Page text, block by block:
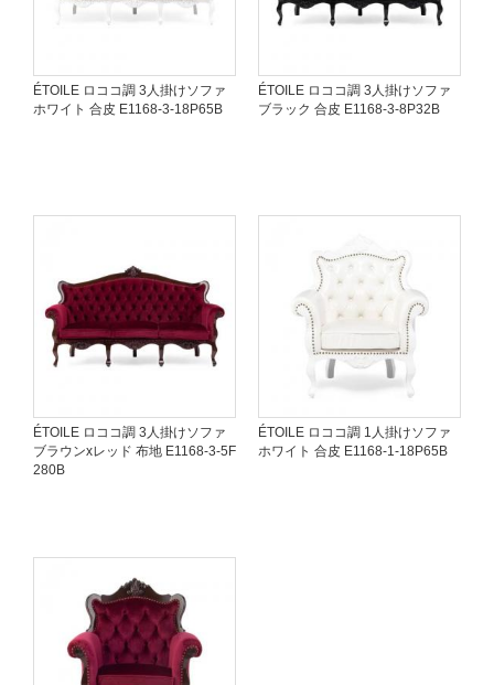
ÉTOILE ロココ調 3人掛けソファ
ホワイト 合皮 E1168-3-18P65B
ÉTOILE ロココ調 3人掛けソファ
ブラック 合皮 E1168-3-8P32B
ÉTOILE ロココ調 3人掛けソファ
ブラウンxレッド 布地 E1168-3-5F
280B
ÉTOILE ロココ調 1人掛けソファ
ホワイト 合皮 E1168-1-18P65B